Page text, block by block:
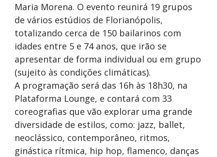
Maria Morena. O evento reunirá 19 grupos
de vários estúdios de Florianópolis,
totalizando cerca de 150 bailarinos com
idades entre 5 e 74 anos, que irão se
apresentar de forma individual ou em grupo
(sujeito às condições climáticas).
A programação será das 16h às 18h30, na
Plataforma Lounge, e contará com 33
coreografias que vão explorar uma grande
diversidade de estilos, como: jazz, ballet,
neoclássico, contemporâneo, ritmos,
ginástica rítmica, hip hop, flamenco, danças